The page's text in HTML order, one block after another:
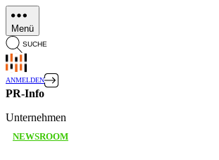
Direkt
zum
Inhalt
Menü
SUCHE
ANMELDEN
PR-Info
Unternehmen
NEWSROOM